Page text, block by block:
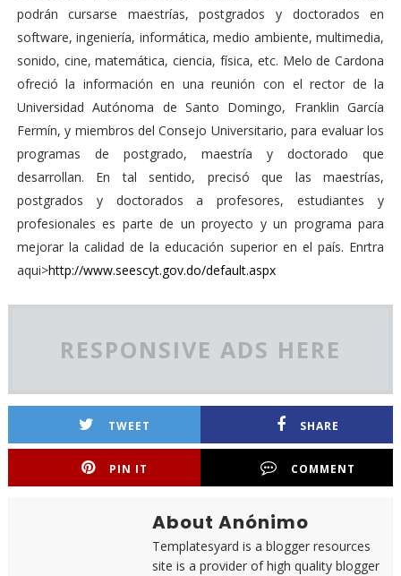
podrán cursarse maestrías, postgrados y doctorados en
software, ingeniería, informática, medio ambiente, multimedia,
sonido, cine, matemática, ciencia, física, etc. Melo de Cardona
ofreció la información en una reunión con el rector de la
Universidad Autónoma de Santo Domingo, Franklin García
Fermín, y miembros del Consejo Universitario, para evaluar los
programas de postgrado, maestría y doctorado que
desarrollan. En tal sentido, precisó que las maestrías,
postgrados y doctorados a profesores, estudiantes y
profesionales es parte de un proyecto y un programa para
mejorar la calidad de la educación superior en el país. Enrtra
aqui>http://www.seescyt.gov.do/default.aspx
RESPONSIVE ADS HERE
TWEET SHARE
PIN IT COMMENT
About Anónimo
Templatesyard is a blogger resources
site is a provider of high quality blogger